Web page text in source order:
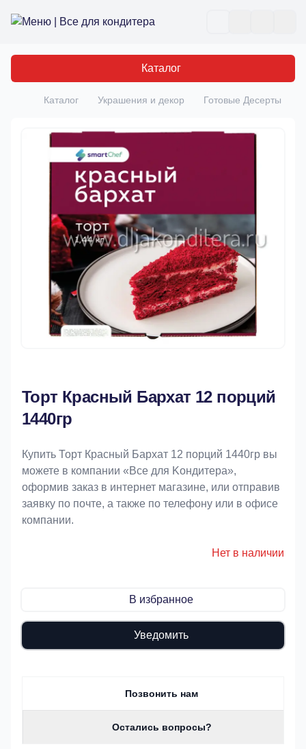
Все для кондитера
Каталог
Главная
Каталог Украшения и декор Готовые Десерты
Торт Красный Бархат 12 порций
1440гр
Купить Торт Красный Бархат 12 порций 1440гр вы
можете в компании «Bce для Koндитeрa»,
оформив заказ в интернет магазине, или отправив
заявку по почте, а также по телефону или в офисе
компании.
Нет в наличии
В избранное
Уведомить
Позвонить нам
Остались вопросы?